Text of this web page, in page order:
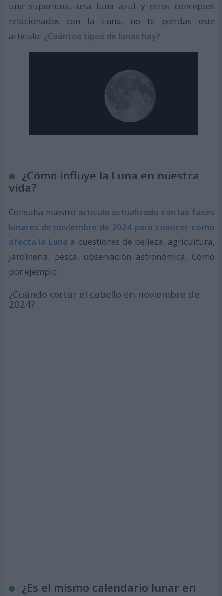
una superluna, una luna azul y otros conceptos
relacionados con la Luna, no te pierdas este
artículo: ¿Cuántos tipos de lunas hay?
¿Cómo influye la Luna en nuestra
vida?
Consulta nuestro artículo actualizado con las fases
lunares de noviembre de 2024 para conocer como
afecta la Luna a cuestiones de belleza, agricultura,
jardinería, pesca, observación astronómica. Cómo
por ejemplo:
¿Cuándo cortar el cabello en noviembre de
2024?
¿Es el mismo calendario lunar en